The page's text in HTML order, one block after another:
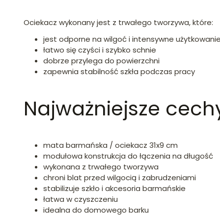
Ociekacz wykonany jest z trwałego tworzywa, które:
jest odporne na wilgoć i intensywne
łatwo się czyści i szybko schnie
dobrze przylega do powierzchni
zapewnia stabilność szkła podczas pracy
Najważniejsze
mata barmańska / ociekacz 31x9 cm
modułowa konstrukcja do łączenia na długość
wykonana z trwałego tworzywa
chroni blat przed wilgocią i zabrudzeniami
stabilizuje szkło i akcesoria barmańskie
łatwa w czyszczeniu
idealna do domowego barku